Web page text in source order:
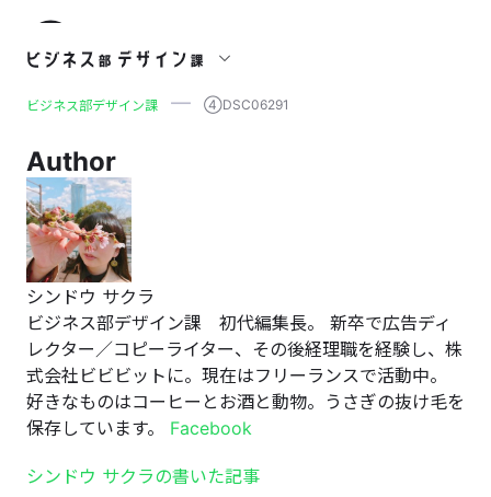
④DSC06291
ビジネス部デザイン課 ④DSC06291
Author
シンドウ サクラ
ビジネス部デザイン課 初代編集長。 新卒で広告ディ
レクター／コピーライター、その後経理職を経験し、株
式会社ビビビットに。現在はフリーランスで活動中。
好きなものはコーヒーとお酒と動物。うさぎの抜け毛を
保存しています。 Facebook
シンドウ サクラの書いた記事